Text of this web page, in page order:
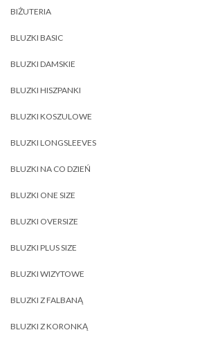
BIŻUTERIA
BLUZKI BASIC
BLUZKI DAMSKIE
BLUZKI HISZPANKI
BLUZKI KOSZULOWE
BLUZKI LONGSLEEVES
BLUZKI NA CO DZIEŃ
BLUZKI ONE SIZE
BLUZKI OVERSIZE
BLUZKI PLUS SIZE
BLUZKI WIZYTOWE
BLUZKI Z FALBANĄ
BLUZKI Z KORONKĄ